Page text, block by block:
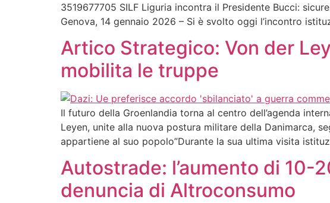
3519677705 SILF Liguria incontra il Presidente Bucci:
Genova, 14 gennaio 2026 – Si è svolto oggi l’incontro
Artico Strategico: Von der
mobilita le truppe
Il futuro della Groenlandia torna al centro dell’agenda
Leyen, unite alla nuova postura militare della Danimarca,
appartiene al suo popolo”Durante la sua ultima visita
Autostrade: l’aumento di 10-
denuncia di Altroconsumo